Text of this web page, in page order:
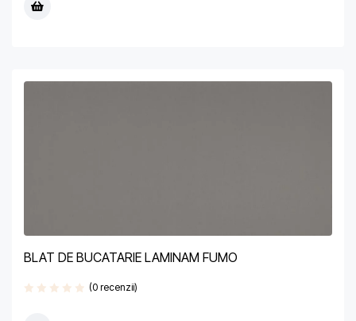
BLAT DE BUCATARIE LAMINAM FUMO
(0 recenzii)